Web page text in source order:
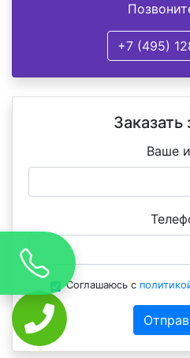
+7 (495)
Заказать
Ваше
Соглашаюсь с